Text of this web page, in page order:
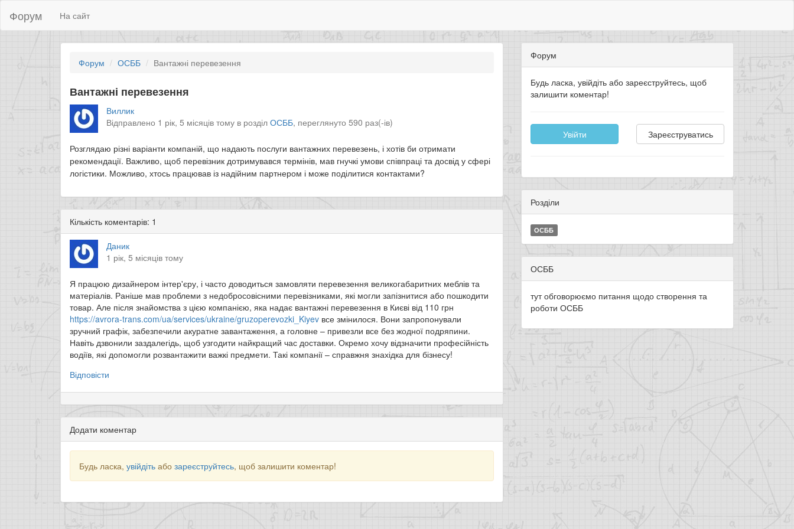
Форум На сайт
Форум ОСББ Вантажні перевезення
Вантажні перевезення
Виллик
Відправлено 1 рік, 5 місяців тому в розділОСББ, переглянуто 590 раз(-ів)
Розглядаю різні варіанти компаній, що надають послуги вантажних перевезень, і хотів би отримати
рекомендації. Важливо, щоб перевізник дотримувався термінів, мав гнучкі умови співпраці та досвід у сфері
логістики. Можливо, хтось працював із надійним партнером і може поділитися контактами?
Кількість коментарів: 1
Даник
1 рік, 5 місяців тому
Я працюю дизайнером інтер'єру, і часто доводиться замовляти перевезення великогабаритних меблів та
матеріалів. Раніше мав проблеми з недобросовісними перевізниками, які могли запізнитися або пошкодити
товар. Але після знайомства з цією компанією, яка надає вантажні перевезення в Києві від 110 грн
https://avrora-trans.com/ua/services/ukraine/gruzoperevozki_Kiyev все змінилося. Вони запропонували
зручний графік, забезпечили акуратне завантаження, а головне – привезли все без жодної подряпини.
Навіть дзвонили заздалегідь, щоб узгодити найкращий час доставки. Окремо хочу відзначити професійність
водіїв, які допомогли розвантажити важкі предмети. Такі компанії – справжня знахідка для бізнесу!
Відповісти
Додати коментар
Будь ласка, увійдіть або зареєструйтесь, щоб залишити коментар!
Форум
Будь ласка, увійдіть або зареєструйтесь, щоб
залишити коментар!
Увійти Зареєструватись
Розділи
ОСББ
ОСББ
тут обговорюємо питання щодо створення та
роботи ОСББ